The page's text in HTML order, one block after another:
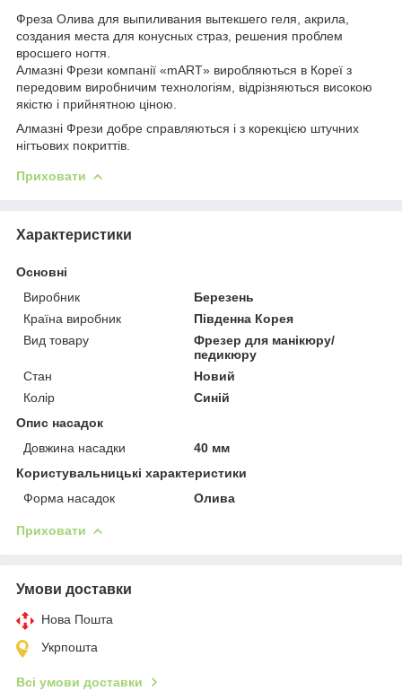
Фреза Олива для выпиливания вытекшего геля, акрила,
создания места для конусных страз, решения проблем
вросшего ногтя.
Алмазні Фрези компанії «mART» виробляються в Кореї з
передовим виробничим технологіям, відрізняються високою
якістю і прийнятною ціною.
Алмазні Фрези добре справляються і з корекцією штучних
нігтьових покриттів.
Приховати
Характеристики
Основні
Виробник
Березень
Країна виробник
Південна Корея
Вид товару
Фрезер для манікюру/
педикюру
Стан
Новий
Колір
Синій
Опис насадок
Довжина насадки
40 мм
Користувальницькі характеристики
Форма насадок
Олива
Приховати
Умови доставки
Нова Пошта
Укрпошта
Всі умови доставки